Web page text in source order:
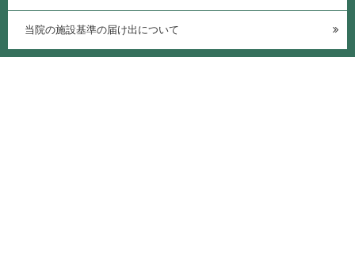
当院の施設基準の届け出について